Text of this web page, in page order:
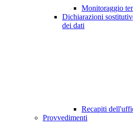
Monitoraggio
Dichiarazioni
dei dati
Recapiti
Provvedimenti